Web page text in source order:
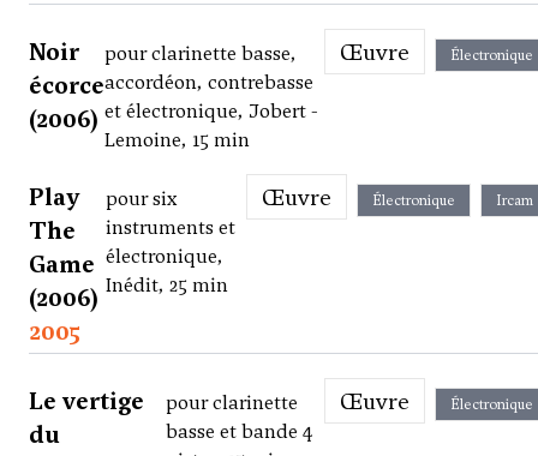
Noir
écorce
(2006)
pour clarinette basse,
accordéon, contrebasse
et électronique, Jobert -
Lemoine, 15 min
Œuvre Électronique
Play
The
Game
(2006)
pour six
instruments et
électronique,
Inédit, 25 min
Œuvre Électronique Ircam
2005
Le vertige
du
pour clarinette
basse et bande 4
Œuvre Électronique